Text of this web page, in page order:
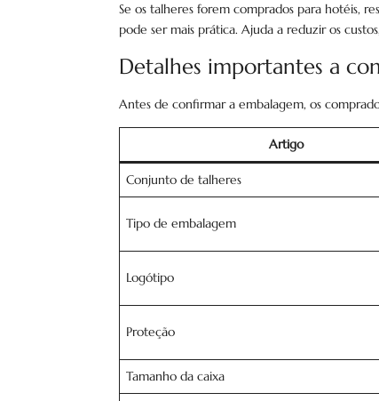
Se os talheres forem comprados para hotéis,
pode ser mais prática. Ajuda a reduzir os
Detalhes importantes a
Antes de confirmar a embalagem, os
Artigo
Conjunto de talheres
Tipo de embalagem
Logótipo
Proteção
Tamanho da caixa